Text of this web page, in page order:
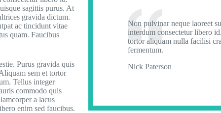
Non pulvinar neque laoreet
interdum consectetur libero
tortor aliquam nulla facilisi
fermentum.
Nick Paterson
sagittis purus. At
gravida dictum.
ac tincidunt vitae
quam. Faucibus
Purus gravida quis
sem et tortor
Tellus integer
commodo quis
a lacus
enim sed faucibus.